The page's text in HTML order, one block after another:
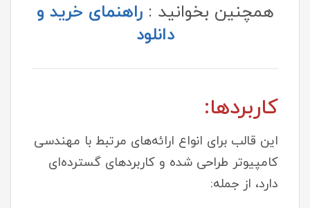
همچنین بخوانید :راهنمای خرید و
دانلود
کاربردها:
این قالب برای انواع ارائه‌های مرتبط با مهندسی
کامپیوتر طراحی شده و کاربردهای گسترده‌ای
دارد، از جمله: